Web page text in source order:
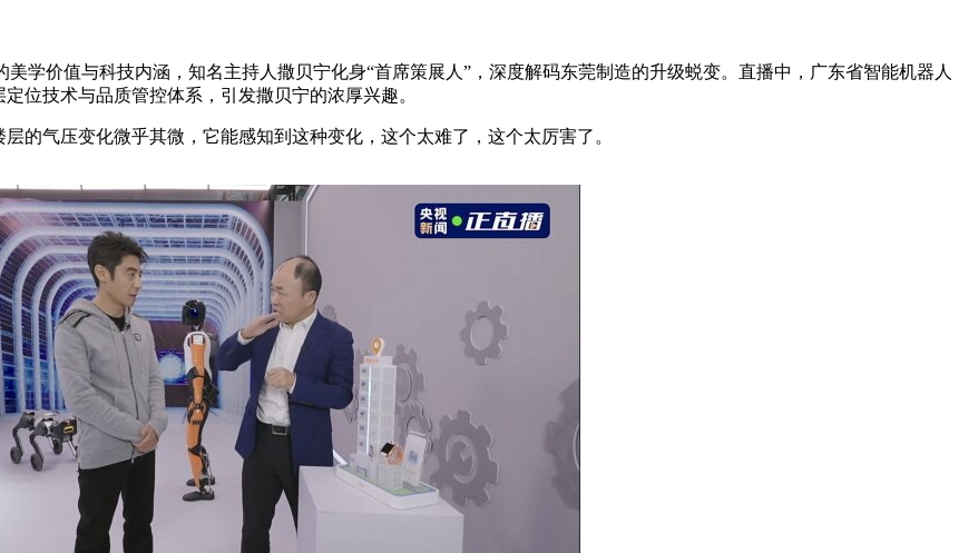
学价值与科技内涵，知名主持人撒贝宁化身“首席策展人”，深度解码东莞制造的升级蜕变。直播中，广东省智能机器人
技术与品质管控体系，引发撒贝宁的浓厚兴趣。
的气压变化微乎其微，它能感知到这种变化，这个太难了，这个太厉害了。